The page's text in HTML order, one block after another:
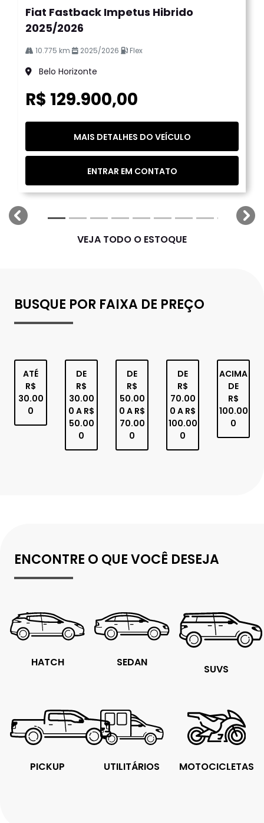
Fiat Fastback Impetus Hibrido
2025/2026
10.775 km 2025/2026 Flex
Belo Horizonte
R$ 129.900,00
MAIS DETALHES DO VEÍCULO
ENTRAR EM CONTATO
templates.template-
VEJA TODO O ESTOQUE
BUSQUE POR FAIXA DE PREÇO
ATÉ
R$
30.00
0
DE
R$
30.00
0 A R$
50.00
0
DE
R$
50.00
0 A R$
70.00
0
DE
R$
70.00
0 A R$
100.00
0
ACIMA
DE
R$
100.00
0
ENCONTRE O QUE VOCÊ DESEJA
HATCH SEDAN
SUVS
PICKUP UTILITÁRIOS MOTOCICLETAS